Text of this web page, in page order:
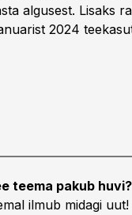
algusest. Lisaks
2024
teema pakub huvi?
ilmub midagi uut!